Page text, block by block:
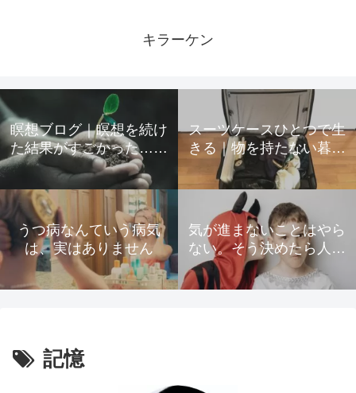
キラーケン
瞑想ブログ｜瞑想を続け
た結果がすごかった…起
きた変化をすべて公開
スーツケースひとつで生
きる｜物を持たない暮ら
しのための所有物の手放
し方
うつ病なんていう病気
は、実はありません
気が進まないことはやら
ない。そう決めたら人生
が驚くほど楽になった
記憶